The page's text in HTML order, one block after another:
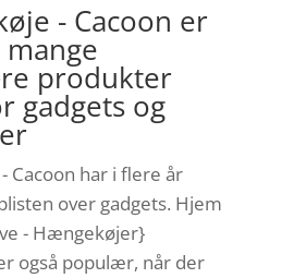
- Cacoon er
produkter
gadgets og
Cacoon har i flere år
over gadgets. Hjem
- Hængekøjer}
også populær, når der